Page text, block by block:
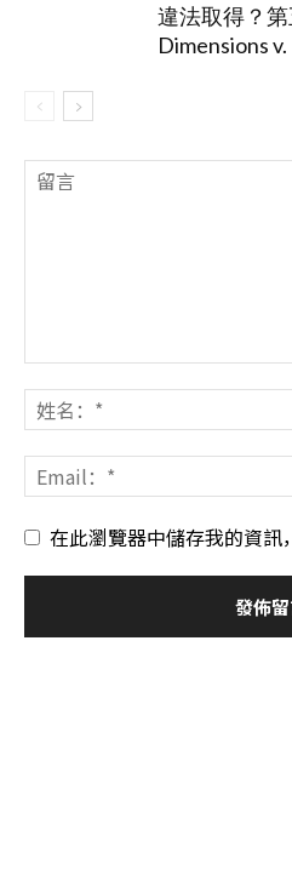
違法取得？
Dimensions
在此瀏覽器中儲存我的資訊